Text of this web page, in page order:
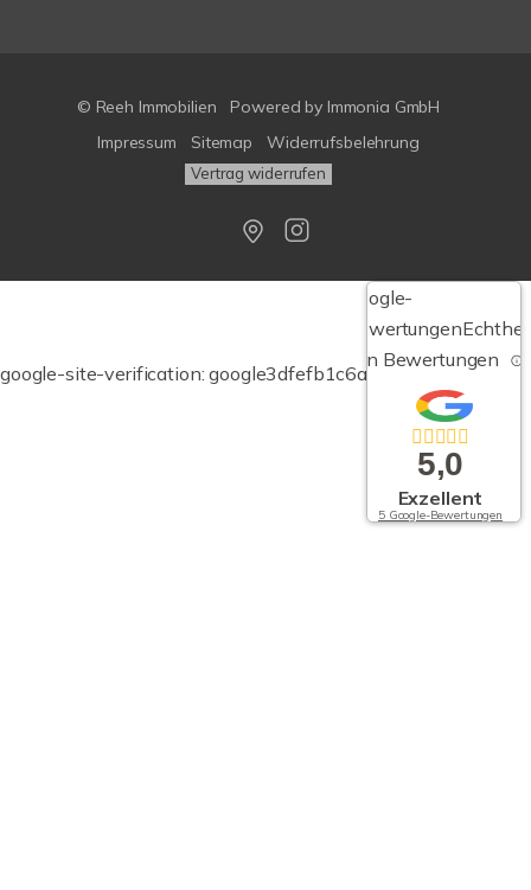
© Reeh Immobilien
Powered by Immonia GmbH
Impressum
Sitemap Widerrufsbelehrung
Vertrag widerrufen
Google-
Bewertungen
von Bewertungen
5,0
Exzellent
5 Google-Bewertungen
google-site-verification: google3dfefb1c6a9b651a.html